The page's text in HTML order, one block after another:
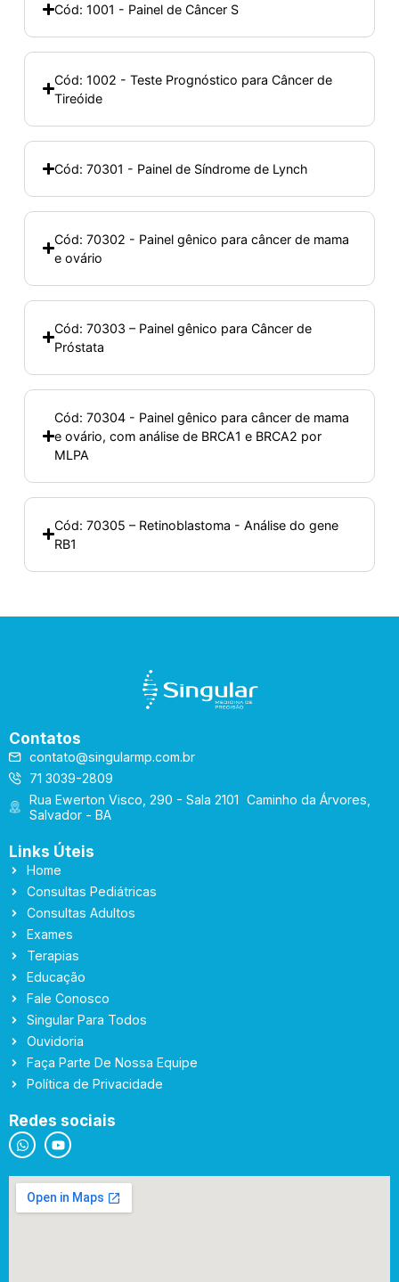
Cód: 1001 - Painel de Câncer S
Cód: 1002 - Teste Prognóstico para Câncer de
Tireóide
Cód: 70301 - Painel de Síndrome de Lynch
Cód: 70302 - Painel gênico para câncer de mama
e ovário
Cód: 70303 – Painel gênico para Câncer de
Próstata
Cód: 70304 - Painel gênico para câncer de mama
e ovário, com análise de BRCA1 e BRCA2 por
MLPA
Cód: 70305 – Retinoblastoma - Análise do gene
RB1
Contatos
contato@singularmp.com.br
71 3039-2809
Rua Ewerton Visco, 290 - Sala 2101 Caminho da Árvores,
Salvador - BA
Links Úteis
Home
Consultas Pediátricas
Consultas Adultos
Exames
Terapias
Educação
Fale Conosco
Singular Para Todos
Ouvidoria
Faça Parte De Nossa Equipe
Política de Privacidade
Redes sociais